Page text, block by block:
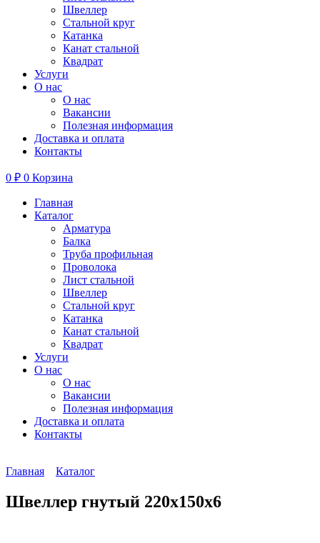
Швеллер
Стальной круг
Катанка
Канат стальной
Квадрат
Услуги
О нас
О нас
Вакансии
Полезная информация
Доставка и оплата
Контакты
0 ₽ 0 Корзина
Главная
Каталог
Арматура
Балка
Труба профильная
Проволока
Лист стальной
Швеллер
Стальной круг
Катанка
Канат стальной
Квадрат
Услуги
О нас
О нас
Вакансии
Полезная информация
Доставка и оплата
Контакты
Главная Каталог
Швеллер гнутый 220х150х6